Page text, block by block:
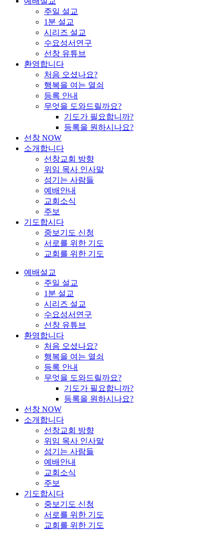
주일 설교
1분 설교
시리즈 설교
수요성서연구
선창 유튜브
환영합니다
처음 오셨나요?
행복을 여는 열쇠
등록 안내
무엇을 도와드릴까요?
기도가 필요합니까?
등록을 원하시나요?
선창 NOW
소개합니다
선창교회 방향
위임 목사 인사말
섬기는 사람들
예배안내
교회소식
주보
기도합시다
중보기도 신청
서로를 위한 기도
교회를 위한 기도
예배설교
주일 설교
1분 설교
시리즈 설교
수요성서연구
선창 유튜브
환영합니다
처음 오셨나요?
행복을 여는 열쇠
등록 안내
무엇을 도와드릴까요?
기도가 필요합니까?
등록을 원하시나요?
선창 NOW
소개합니다
선창교회 방향
위임 목사 인사말
섬기는 사람들
예배안내
교회소식
주보
기도합시다
중보기도 신청
서로를 위한 기도
교회를 위한 기도